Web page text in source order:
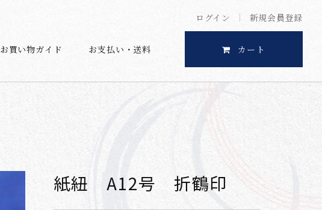
ログイン 新規会員登録
お買い物ガイド お支払い・送料 カート
紙紐 A12号 折鶴印